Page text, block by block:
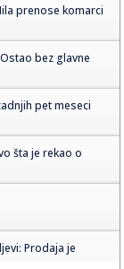
prenose komarci
bez glavne
pet meseci
šta je rekao o
Prodaja je